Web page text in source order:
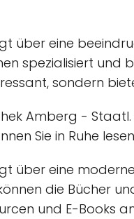
über eine
spezialisiert und
sondern
Amberg -
Sie in Ruhe
über eine
die Bücher
und E-Books